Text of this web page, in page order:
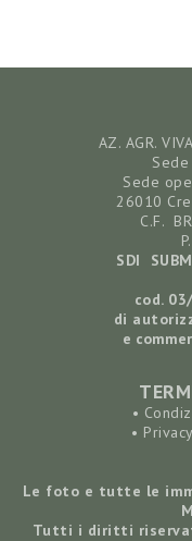
AZ. AGR.
Sede
26010
C.F.
SDI
cod.
di
e
•
•
Le foto e tutte le
Tutti i diritti